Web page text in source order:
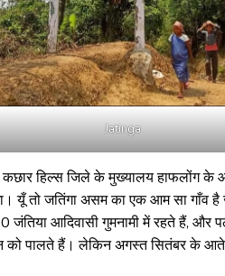
Jatinga
कछार हिल्स जिले के मुख्यालय हाफलोंग
यूँ तो जतिंगा असम का एक आम सा गाँव है
जंतिया आदिवासी गुमनामी में रहते हैं, और
को पालते हैं। लेकिन अगस्त सितंबर के आते